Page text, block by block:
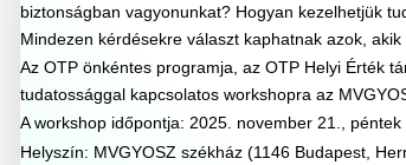
biztonságban vagyonunkat? Hogyan kezelhetjük
Mindezen kérdésekre választ kaphatnak azok,
Az OTP önkéntes programja, az OTP Helyi Érték
tudatossággal kapcsolatos workshopra az
A workshop időpontja: 2025. november 21.,
Helyszín: MVGYOSZ székház (1146 Budapest,